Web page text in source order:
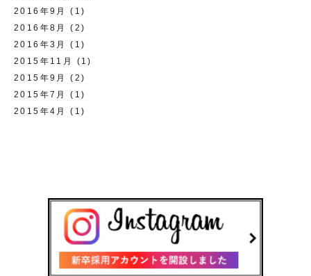
2016年9月
(1)
2016年8月
(2)
2016年3月
(1)
2015年11月
(1)
2015年9月
(2)
2015年7月
(1)
2015年4月
(1)